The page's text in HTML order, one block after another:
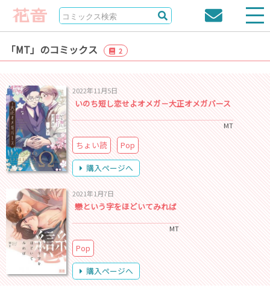
「MT」のコミックス 2
2022年11月5日
いのち短し恋せよオメガ－大正オメガバース
MT
ちょい読
Pop
購入ページへ
2021年1月7日
戀という字をほどいてみれば
MT
Pop
購入ページへ